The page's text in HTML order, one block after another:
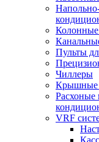
Пульты
Чиллеры
Крышные
Расхоные
VRF